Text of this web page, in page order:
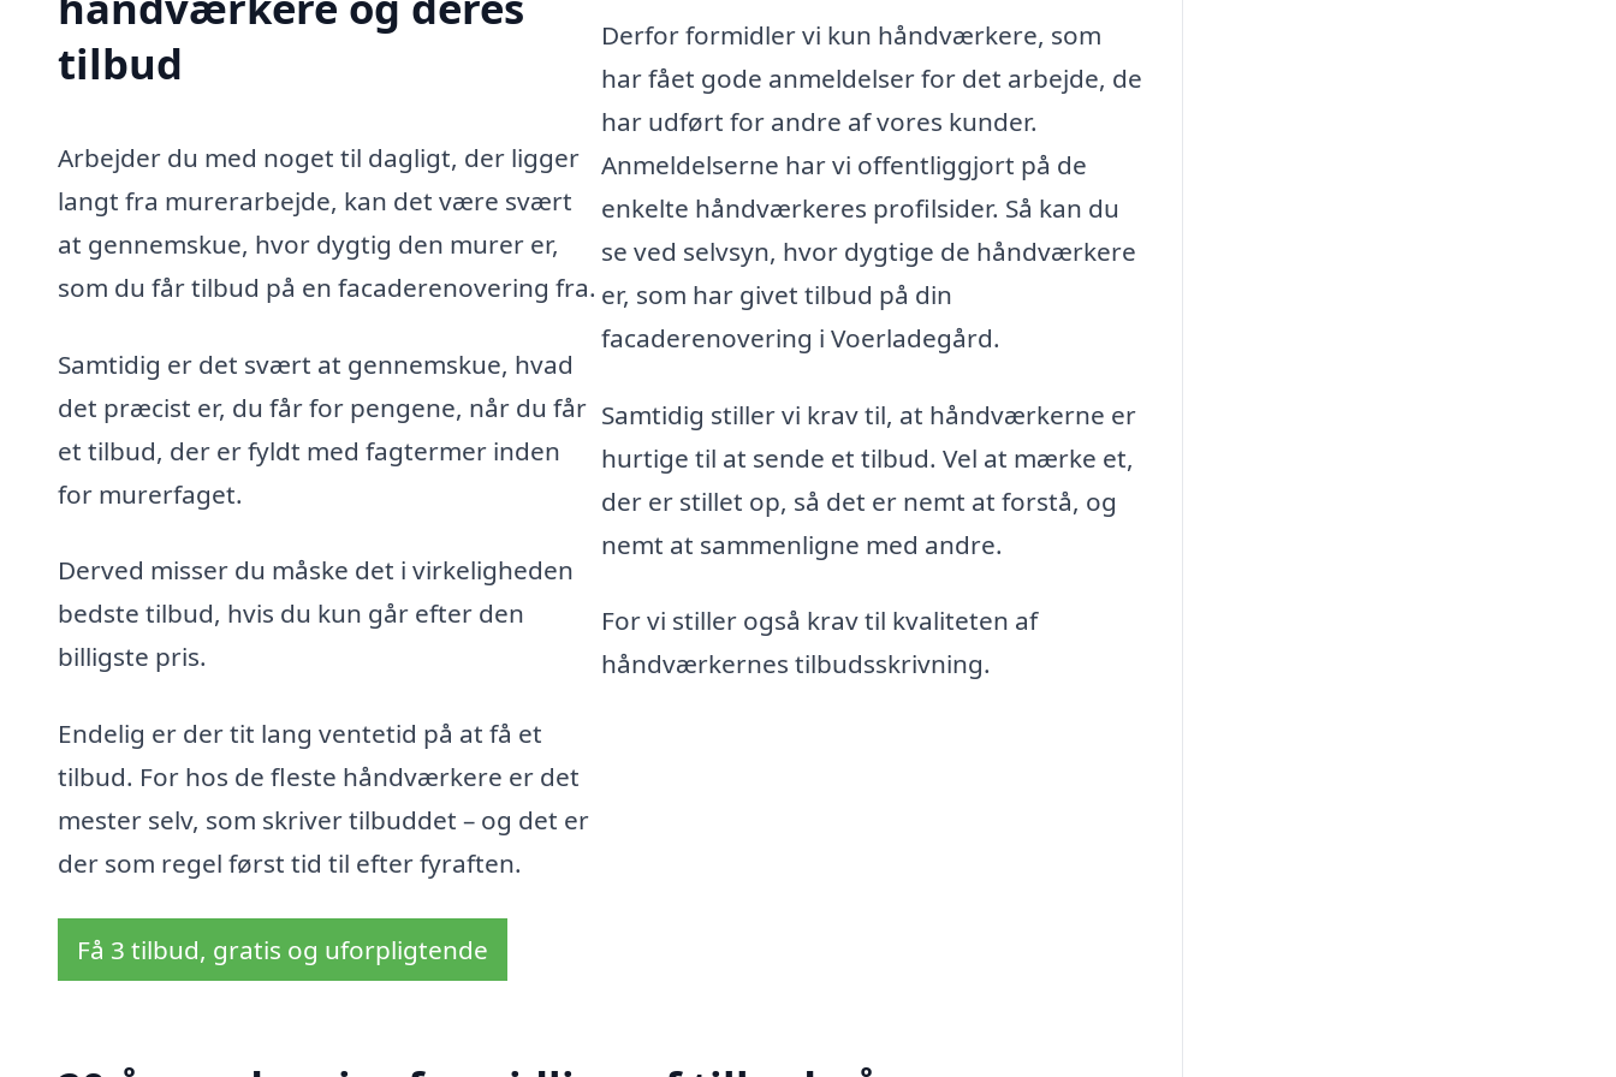
tilbud
Arbejder du med noget til dagligt, der ligger
langt fra murerarbejde, kan det være svært
at gennemskue, hvor dygtig den murer er,
som du får tilbud på en facaderenovering fra.
Samtidig er det svært at gennemskue, hvad
det præcist er, du får for pengene, når du får
et tilbud, der er fyldt med fagtermer inden
for murerfaget.
Derved misser du måske det i virkeligheden
bedste tilbud, hvis du kun går efter den
billigste pris.
Endelig er der tit lang ventetid på at få et
tilbud. For hos de fleste håndværkere er det
mester selv, som skriver tilbuddet – og det er
der som regel først tid til efter fyraften.
Få 3 tilbud, gratis og uforpligtende
Derfor formidler vi kun håndværkere, som
har fået gode anmeldelser for det arbejde, de
har udført for andre af vores kunder.
Anmeldelserne har vi offentliggjort på de
enkelte håndværkeres profilsider. Så kan du
se ved selvsyn, hvor dygtige de håndværkere
er, som har givet tilbud på din
facaderenovering i Voerladegård.
Samtidig stiller vi krav til, at håndværkerne er
hurtige til at sende et tilbud. Vel at mærke et,
der er stillet op, så det er nemt at forstå, og
nemt at sammenligne med andre.
For vi stiller også krav til kvaliteten af
håndværkernes tilbudsskrivning.